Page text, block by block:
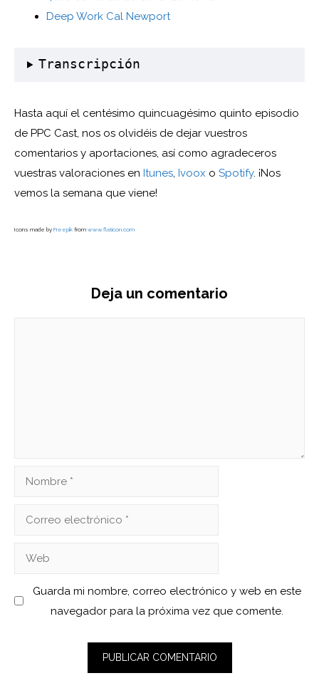
Deep Work Cal Newport
Transcripción
Hasta aquí el centésimo quincuagésimo quinto episodio
de PPC Cast, nos os olvidéis de dejar vuestros
comentarios y aportaciones, así como agradeceros
vuestras valoraciones en Itunes, Ivoox o Spotify. ¡Nos
vemos la semana que viene!
Icons made by Freepik from www.flaticon.com
Deja un comentario
Guarda mi nombre, correo electrónico y web en este
navegador para la próxima vez que comente.